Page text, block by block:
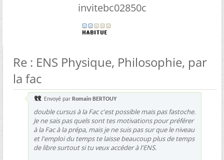
invitebc02850c
Re : ENS Physique, Philosophie, par
la fac
Envoyé par Romain BERTOUY
double cursus à la Fac c'est possible mais pas fastoche.
Je ne sais pas quels sont tes motivations pour préférer
à la Fac à la prépa, mais je ne suis pas sur que le niveau
et l'emploi du temps te laisse beaucoup plus de temps
de libre surtout si tu veux accéder à l'ENS.